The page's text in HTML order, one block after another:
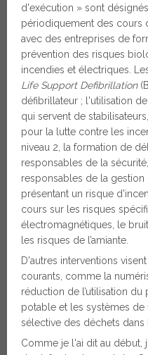
d'exécution » sont
périodiquement des cours
avec des entreprises de
prévention des risques
incendies et électriques.
Life Support Defibrillation
défibrillateur ; l'utilisation
qui servent de
pour la lutte contre les
niveau 2, la formation de
responsables de la
responsables de la gestion
présentant un risque
cours sur les risques
électromagnétiques, le
les risques de l’amiante.
D'autres interventions
courants, comme la
réduction de l’utilisation
potable et les systèmes
sélective des déchets dans
Comme je l'ai dit au début,